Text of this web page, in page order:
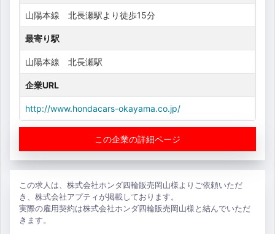
山陽本線 北長瀬駅より徒歩15分
最寄り駅
山陽本線 北長瀬駅
企業URL
http://www.hondacars-okayama.co.jp/
この企業の詳細ページ
この求人は、株式会社ホンダ四輪販売岡山様よりご依頼いただ
き、株式会社アプティが掲載しております。
実際の雇用契約は株式会社ホンダ四輪販売岡山様と結んでいただ
きます。